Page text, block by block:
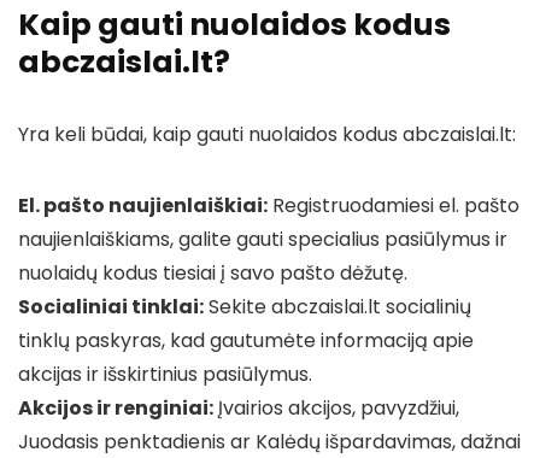
Kaip gauti nuolaidos kodus
abczaislai.lt?
Yra keli būdai, kaip gauti nuolaidos kodus abczaislai.lt:
El. pašto naujienlaiškiai: Registruodamiesi el. pašto
naujienlaiškiams, galite gauti specialius pasiūlymus ir
nuolaidų kodus tiesiai į savo pašto dėžutę.
Socialiniai tinklai:Sekite abczaislai.lt socialinių
tinklų paskyras, kad gautumėte informaciją apie
akcijas ir išskirtinius pasiūlymus.
Akcijos ir renginiai:Įvairios akcijos, pavyzdžiui,
Juodasis penktadienis ar Kalėdų išpardavimas, dažnai